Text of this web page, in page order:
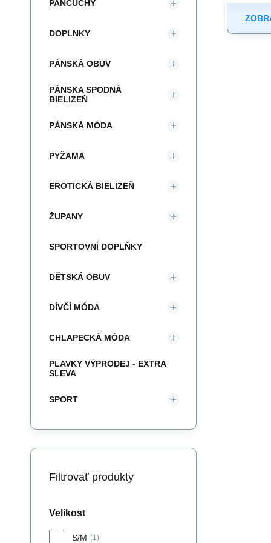
PANČUCHY
DOPLNKY
PÁNSKÁ OBUV
PÁNSKA SPODNÁ
BIELIZEŇ
PÁNSKÁ MÓDA
PYŽAMA
EROTICKÁ BIELIZEŇ
ŽUPANY
SPORTOVNÍ DOPLŇKY
DĚTSKÁ OBUV
DÍVČÍ MÓDA
CHLAPECKÁ MÓDA
PLAVKY VÝPRODEJ - EXTRA
SLEVA
SPORT
Filtrovať produkty
Velikost
S/M (1)